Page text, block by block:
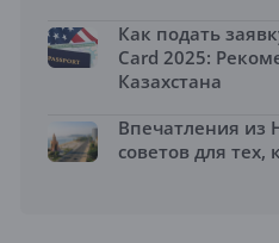
Как подать
Card 2025:
Казахстана
Впечатления из
советов для тех,